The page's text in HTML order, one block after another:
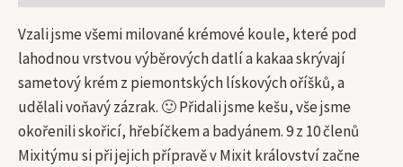
Vzali jsme všemi milované krémové koule, které pod
lahodnou vrstvou výběrových datlí a kakaa skrývají
sametový krém z piemontských lískových oříšků, a
udělali voňavý zázrak. 🙂 Přidali jsme kešu, vše jsme
okořenili skořicí, hřebíčkem a badyánem. 9 z 10 členů
Mixitýmu si při jejich přípravě v Mixit království začne